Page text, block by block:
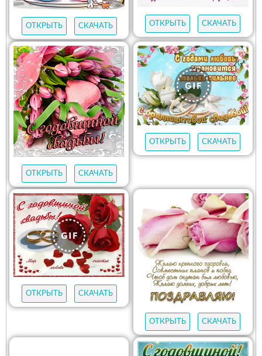
ОТКРЫТЬ СКАЧАТЬ ОТКРЫТЬ СКАЧАТЬ
ОТКРЫТЬ СКАЧАТЬ
ОТКРЫТЬ СКАЧАТЬ
ОТКРЫТЬ СКАЧАТЬ
ОТКРЫТЬ СКАЧАТЬ